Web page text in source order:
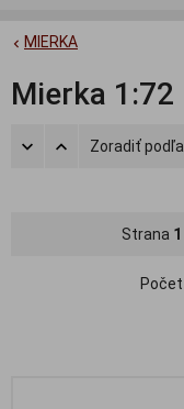
MIERKA
Mierka 1:72
Zoradiť
Strana 1